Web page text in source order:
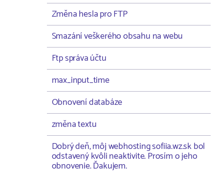
Změna hesla pro FTP
Smazání veškerého obsahu na webu
Ftp správa účtu
max_input_time
Obnovení databáze
změna textu
Dobrý deň, môj webhosting sofiia.wz.sk bol
odstavený kvôli neaktivite. Prosím o jeho
obnovenie. Ďakujem.